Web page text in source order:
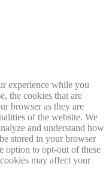
experience while you
the cookies that are
browser as they are
of the website. We
and understand how
stored in your browser
option to opt-out of these
may affect your